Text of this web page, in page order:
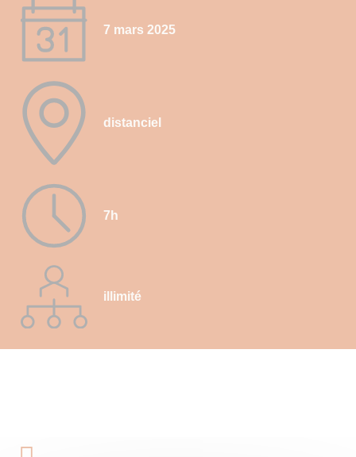
7 mars 2025
distanciel
7h
illimité